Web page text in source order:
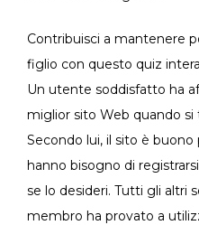
Contribuisci a mantenere
figlio con questo quiz
Un utente soddisfatto ha
miglior sito Web quando si
Secondo lui, il sito è
hanno bisogno di
se lo desideri. Tutti gli altri
membro ha provato a